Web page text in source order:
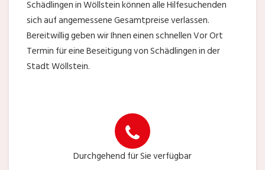
Schädlingen in Wöllstein können alle Hilfesuchenden
sich auf angemessene Gesamtpreise verlassen.
Bereitwillig geben wir Ihnen einen schnellen Vor Ort
Termin für eine Beseitigung von Schädlingen in der
Stadt Wöllstein.
Durchgehend für Sie verfügbar